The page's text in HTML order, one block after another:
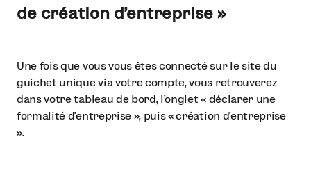
de création d’entreprise »
Une fois que vous vous êtes connecté sur le site du
guichet unique via votre compte, vous retrouverez
dans votre tableau de bord, l’onglet « déclarer une
formalité d’entreprise », puis « création d’entreprise
».